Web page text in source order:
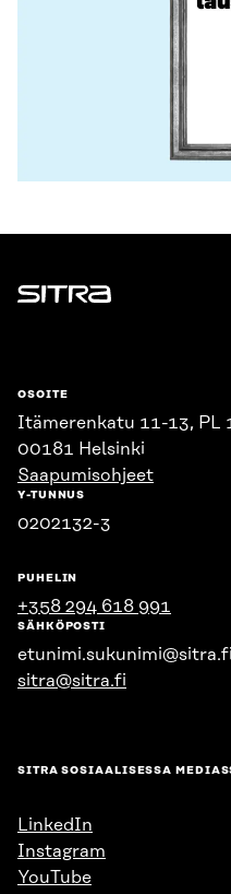
Sitra
OSOITE
Itämerenkatu 11-13, PL
00181 Helsinki
Saapumisohjeet
Y-TUNNUS
0202132-3
PUHELIN
+358 294 618 991
SÄHKÖPOSTI
etunimi.sukunimi@sitra.fi
sitra@sitra.fi
SITRA SOSIAALISESSA
LinkedIn
Instagram
YouTube